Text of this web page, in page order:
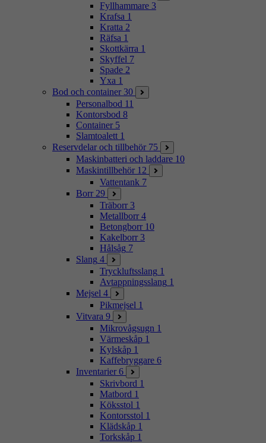
Fyllhammare 3
Krafsa 1
Kratta 2
Räfsa 1
Skottkärra 1
Skyffel 7
Spade 2
Yxa 1
Bod och container 30
Personalbod 11
Kontorsbod 8
Container 5
Slamtoalett 1
Reservdelar och tillbehör 75
Maskinbatteri och laddare 10
Maskintillbehör 12
Vattentank 7
Borr 29
Träborr 3
Metallborr 4
Betongborr 10
Kakelborr 3
Hålsåg 7
Slang 4
Tryckluftsslang 1
Avtappningsslang 1
Mejsel 4
Pikmejsel 1
Vitvara 9
Mikrovågsugn 1
Värmeskåp 1
Kylskåp 1
Kaffebryggare 6
Inventarier 6
Skrivbord 1
Matbord 1
Köksstol 1
Kontorsstol 1
Klädskåp 1
Torkskåp 1